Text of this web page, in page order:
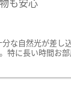
な自然光が差し
特に長い時間お